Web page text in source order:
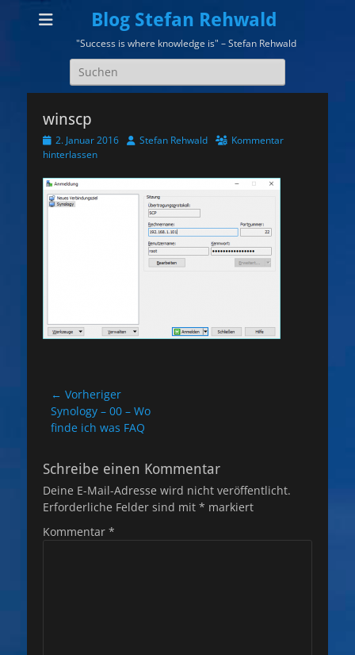
Blog Stefan Rehwald
"Success is where knowledge is" – Stefan Rehwald
Suchen
nach:
winscp
Veröffentlicht
am
2. Januar 2016 AutorStefan Rehwald
Kommentar
hinterlassen
Beitragsnavigation
← Vorheriger
Vorheriger
Beitrag:
Synology – 00 – Wo
finde ich was FAQ
Schreibe einen Kommentar
Deine E-Mail-Adresse wird nicht veröffentlicht.
Erforderliche Felder sind mit * markiert
Kommentar *